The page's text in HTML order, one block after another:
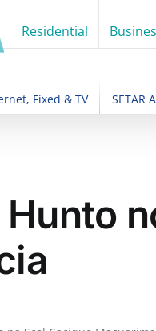
Residential
Fixed & TV SETAR
Hunto